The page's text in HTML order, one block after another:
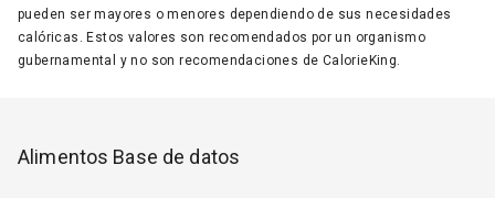
pueden ser mayores o menores dependiendo de sus necesidades
calóricas. Estos valores son recomendados por un organismo
gubernamental y no son recomendaciones de CalorieKing.
Alimentos Base de datos